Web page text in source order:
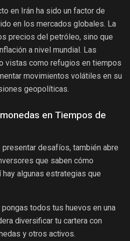
en Irán ha sido un factor de
en los mercados globales. La
precios del petróleo, sino que
a nivel mundial. Las
vistas como refugios en tiempos
movimientos volátiles en su
geopolíticas.
en Tiempos de
desafíos, también abre
que saben cómo
hay algunas estrategias que
pongas todos tus huevos en una
diversificar tu cartera con
y otros activos.